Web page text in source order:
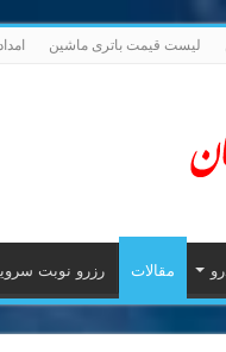
لیست قیمت باتری ماشین
مقالات رزرو نوبت